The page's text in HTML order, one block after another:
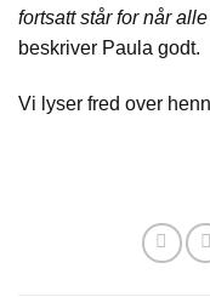
fortsatt står for når
beskriver Paula godt.
Vi lyser fred over